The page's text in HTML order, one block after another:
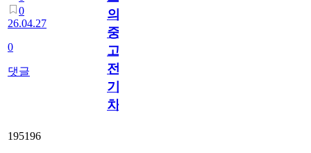
0
26.04.27
0
댓글
의
중
고
전
기
차
195196